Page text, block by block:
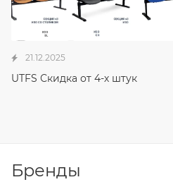
21.12.2025
UTFS Скидка от 4-х штук
Бренды